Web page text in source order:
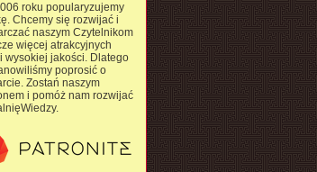
roku popularyzujemy
Chcemy się rozwijać i
naszym Czytelnikom
więcej atrakcyjnych
wysokiej jakości. Dlatego
poprosić o
Zostań naszym
i pomóż nam rozwijać